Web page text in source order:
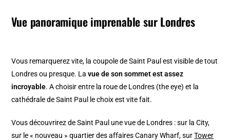
Vue panoramique imprenable sur Londres
Vous remarquerez vite, la coupole de Saint Paul est visible de tout
Londres ou presque. La vue de son sommet est assez
incroyable. A choisir entre la roue de Londres (the eye) et la
cathédrale de Saint Paul le choix est vite fait.
Vous découvrirez de Saint Paul une vue de Londres : sur la City,
sur le « nouveau » quartier des affaires Canary Wharf, surTower